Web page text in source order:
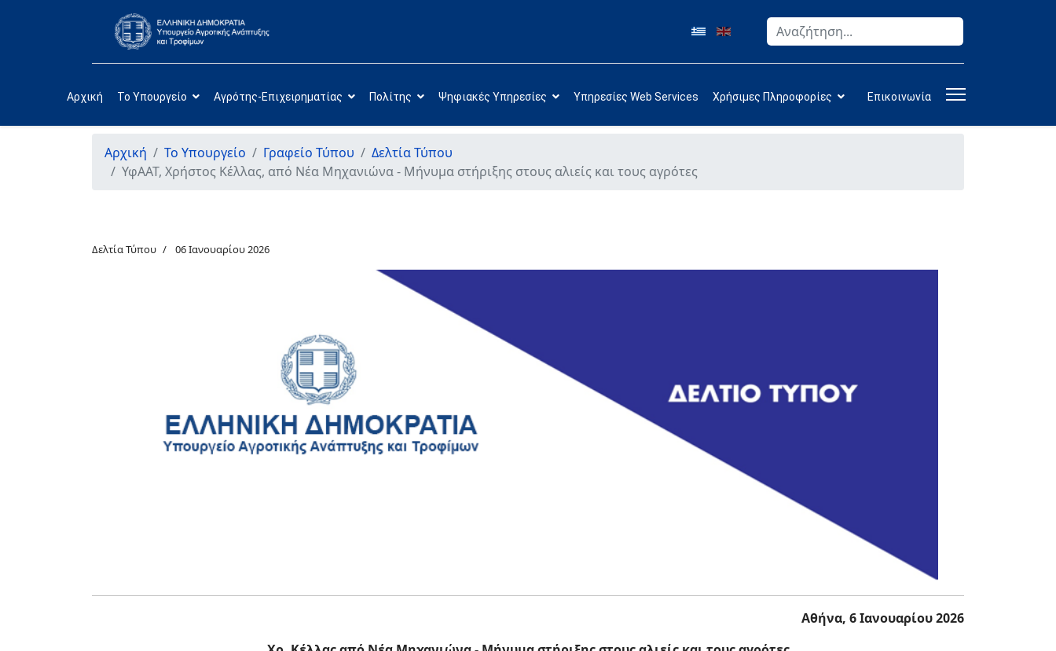
Αναζήτηση
Αρχική Το Υπουργείο Αγρότης-Επιχειρηματίας Πολίτης Ψηφιακές Υπηρεσίες Υπηρεσίες Web Services Χρήσιμες Πληροφορίες Επικοινωνία
Αρχική Το Υπουργείο Γραφείο Τύπου
Δελτία Τύπου
ΥφΑΑΤ, Χρήστος Κέλλας, από Νέα Μηχανιώνα - Μήνυμα στήριξης στους αλιείς και τους αγρότες
Δελτία Τύπου 06 Ιανουαρίου 2026
Αθήνα, 6 Ιανουαρίου 2026